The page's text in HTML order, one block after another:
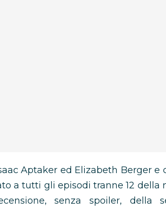
Aptaker ed Elizabeth Berger e
a tutti gli episodi tranne 12 della
senza spoiler, della